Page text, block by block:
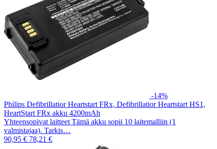
-14%
Philips Defibrillatior Heartstart FRx, Defibrillatior Heartstart HS1,
HeartStart FRx akku 4200mAh
Yhteensopivat laitteet Tämä akku sopii 10 laitemalliin (1
valmistajaa). Tarkis…
90,95 € 78,21 €